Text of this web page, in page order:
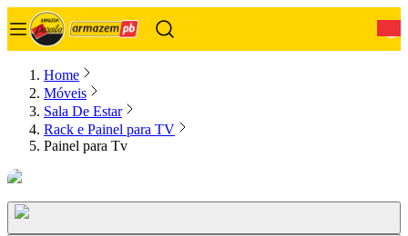
Home
Móveis
Sala De Estar
Rack e Painel para TV
Painel para Tv